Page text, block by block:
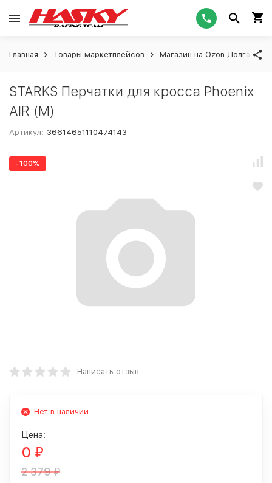
Главная Товары маркетплейсов Магазин на Ozon Долгашева
STARKS Перчатки для кросса Phoenix
AIR (M)
Артикул: 36614651110474143
-100%
Написать отзыв
Нет в наличии
Цена:
0 ₽
2 379₽